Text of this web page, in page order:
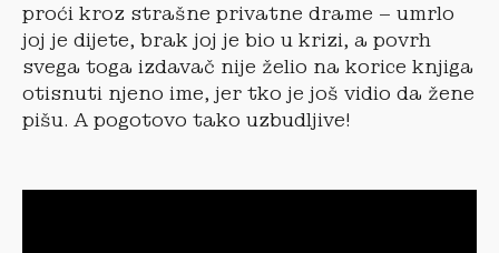
proći kroz strašne privatne drame – umrlo
joj je dijete, brak joj je bio u krizi, a povrh
svega toga izdavač nije želio na korice knjiga
otisnuti njeno ime, jer tko je još vidio da žene
pišu. A pogotovo tako uzbudljive!